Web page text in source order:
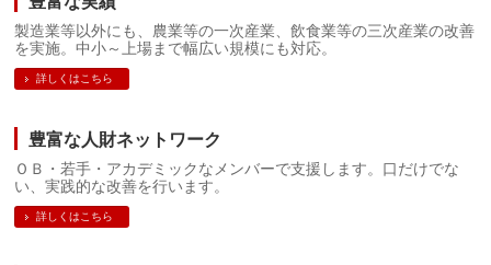
製造業等以外にも、農業等の一次産業、飲食業等の三次産業の改善
を実施。中小～上場まで幅広い規模にも対応。
詳しくはこちら
豊富な人財ネットワーク
ＯＢ・若手・アカデミックなメンバーで支援します。口だけでな
い、実践的な改善を行います。
詳しくはこちら